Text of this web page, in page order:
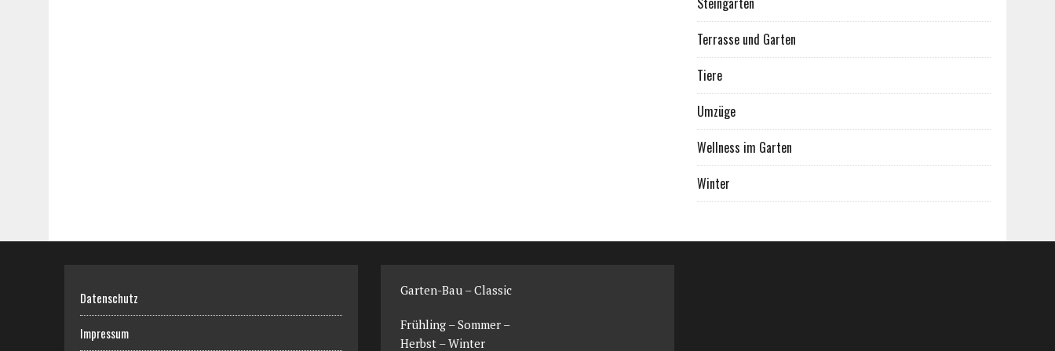
Terrasse und Garten
Tiere
Umzüge
Wellness im Garten
Winter
Datenschutz
Impressum
Garten-Bau – Classic
Frühling –Sommer –
Herbst –Winter